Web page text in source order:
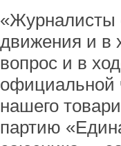
«Журналисты
движения и в
вопрос и в
официальной
нашего
партию